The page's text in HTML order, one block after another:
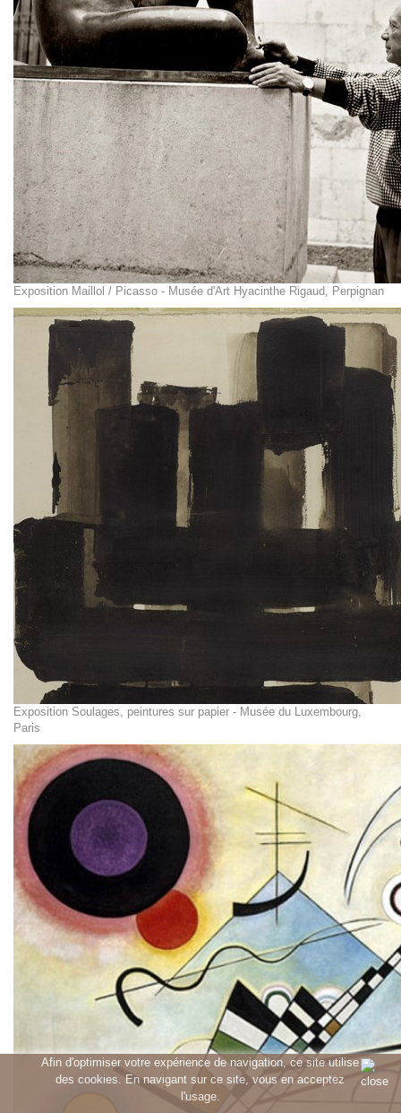
Afin d'optimiser votre expérience de navigation, ce site utilise
des cookies. En navigant sur ce site, vous en acceptez
l'usage.
Exposition Maillol / Picasso - Musée d'Art Hyacinthe Rigaud, Perpignan
Exposition Soulages, peintures sur papier - Musée du Luxembourg,
Paris